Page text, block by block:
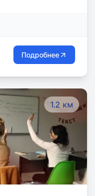
Ждем Вас
Подробнее
1.2 км